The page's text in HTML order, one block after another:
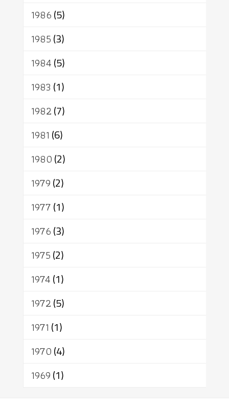
1986(5)
1985(3)
1984(5)
1983 (1)
1982(7)
1981 (6)
1980(2)
1979(2)
1977(1)
1976(3)
1975(2)
1974(1)
1972(5)
1971 (1)
1970(4)
1969(1)